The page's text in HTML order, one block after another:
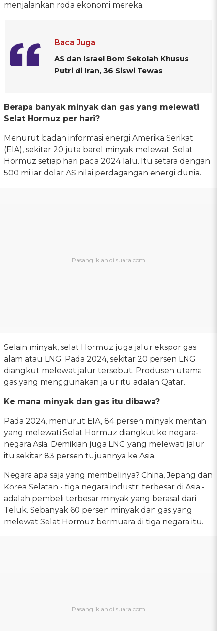
menjalankan roda ekonomi mereka.
Baca Juga
AS dan Israel Bom Sekolah Khusus
Putri di Iran, 36 Siswi Tewas
Berapa banyak minyak dan gas yang melewati
Selat Hormuz per hari?
Menurut badan informasi energi Amerika Serikat
(EIA), sekitar 20 juta barel minyak melewati Selat
Hormuz setiap hari pada 2024 lalu. Itu setara dengan
500 miliar dolar AS nilai perdagangan energi dunia.
Selain minyak, selat Hormuz juga jalur ekspor gas
alam atau LNG. Pada 2024, sekitar 20 persen LNG
diangkut melewat jalur tersebut. Produsen utama
gas yang menggunakan jalur itu adalah Qatar.
Ke mana minyak dan gas itu dibawa?
Pada 2024, menurut EIA, 84 persen minyak mentan
yang melewati Selat Hormuz diangkut ke negara-
negara Asia. Demikian juga LNG yang melewati jalur
itu sekitar 83 persen tujuannya ke Asia.
Negara apa saja yang membelinya? China, Jepang dan
Korea Selatan - tiga negara industri terbesar di Asia -
adalah pembeli terbesar minyak yang berasal dari
Teluk. Sebanyak 60 persen minyak dan gas yang
melewat Selat Hormuz bermuara di tiga negara itu.